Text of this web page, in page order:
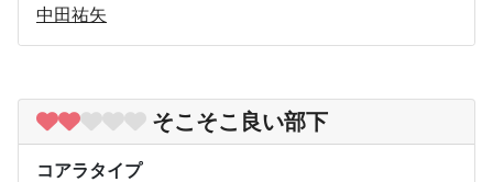
中田祐矢
そこそこ良い部下
コアラタイプ